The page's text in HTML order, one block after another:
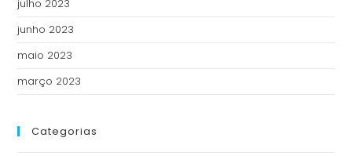
julho 2023
junho 2023
maio 2023
março 2023
Categorias